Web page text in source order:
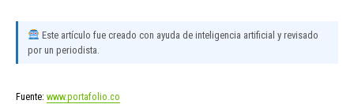
Este artículo fue creado con ayuda de inteligencia artificial y revisado
por un periodista.
Fuente: www.portafolio.co